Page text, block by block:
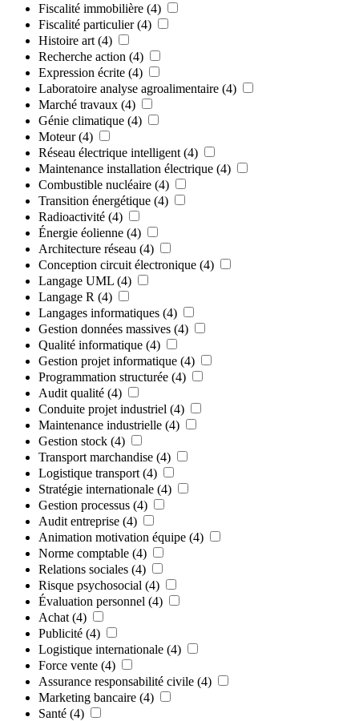
Fiscalité immobilière (4)
Fiscalité particulier (4)
Histoire art (4)
Recherche action (4)
Expression écrite (4)
Laboratoire analyse agroalimentaire (4)
Marché travaux (4)
Génie climatique (4)
Moteur (4)
Réseau électrique intelligent (4)
Maintenance installation électrique (4)
Combustible nucléaire (4)
Transition énergétique (4)
Radioactivité (4)
Énergie éolienne (4)
Architecture réseau (4)
Conception circuit électronique (4)
Langage UML (4)
Langage R (4)
Langages informatiques (4)
Gestion données massives (4)
Qualité informatique (4)
Gestion projet informatique (4)
Programmation structurée (4)
Audit qualité (4)
Conduite projet industriel (4)
Maintenance industrielle (4)
Gestion stock (4)
Transport marchandise (4)
Logistique transport (4)
Stratégie internationale (4)
Gestion processus (4)
Audit entreprise (4)
Animation motivation équipe (4)
Norme comptable (4)
Relations sociales (4)
Risque psychosocial (4)
Évaluation personnel (4)
Achat (4)
Publicité (4)
Logistique internationale (4)
Force vente (4)
Assurance responsabilité civile (4)
Marketing bancaire (4)
Santé (4)